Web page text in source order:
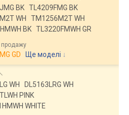
ремінець:
WR 30,
від 1 407 грн.
ремінець шкіряний,
BK TL4209FMG BK
WH
TM1256M2T WH
BK TL3220FMWH GR
GD Ще моделі ↓
WH
DL5163LRG WH
PINK
WHITE